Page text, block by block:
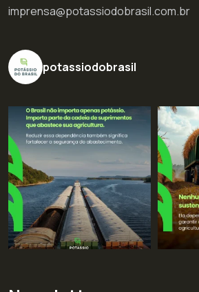
imprensa@potassiodobrasil.com.br
potassiodobrasil